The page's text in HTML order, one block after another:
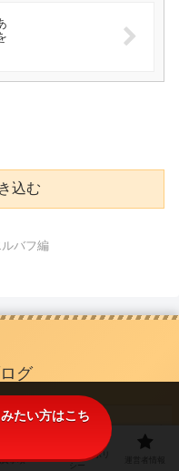
込む
ルバフ編
グ
責事項
プライバシーポリ
たい方はこち